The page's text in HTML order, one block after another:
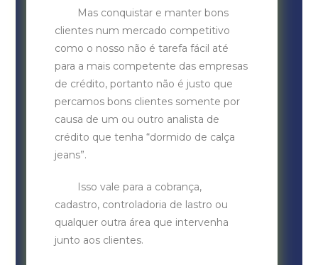
Mas conquistar e manter bons
clientes num mercado competitivo
como o nosso não é tarefa fácil até
para a mais competente das empresas
de crédito, portanto não é justo que
percamos bons clientes somente por
causa de um ou outro analista de
crédito que tenha “dormido de calça
jeans”.
Isso vale para a cobrança,
cadastro, controladoria de lastro ou
qualquer outra área que intervenha
junto aos clientes.